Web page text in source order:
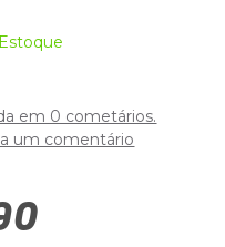
em 0 cometários.
um comentário